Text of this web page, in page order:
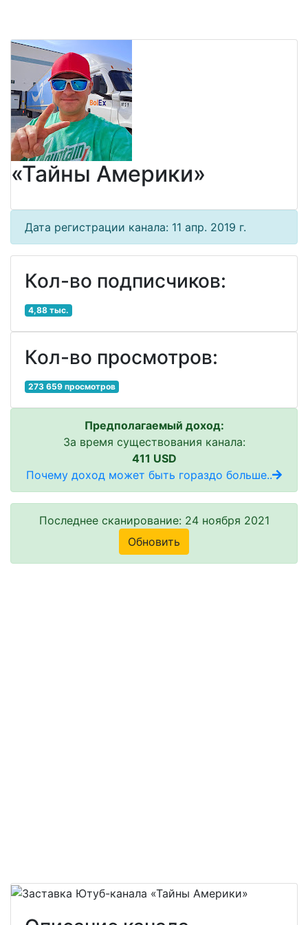
«Тайны Америки»
Дата регистрации канала: 11 апр. 2019 г.
Кол-во подписчиков:
4,88 тыс.
Кол-во просмотров:
273 659 просмотров
Предполагаемый доход:
За время существования канала:
411 USD
Почему доход может быть гораздо больше..
Последнее сканирование: 24 ноября 2021
Обновить